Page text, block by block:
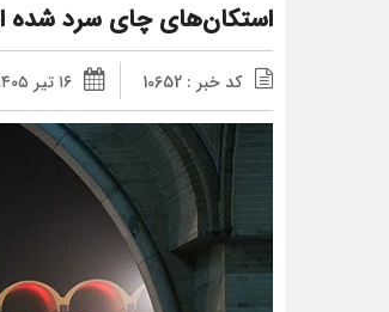
استکان‌های چای سرد شده
کد خبر : 10652 ۱۶ تیر ۱۴۰۵ - ۲۱:۱۶